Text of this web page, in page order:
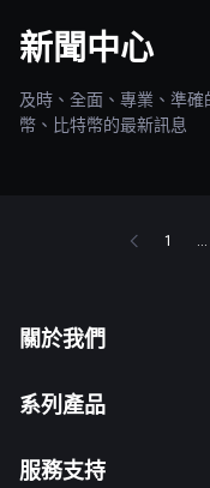
新聞中心
及時、全面、專業、準
幣、比特幣的最新訊息
1 ...
關於我們
系列產品
服務支持